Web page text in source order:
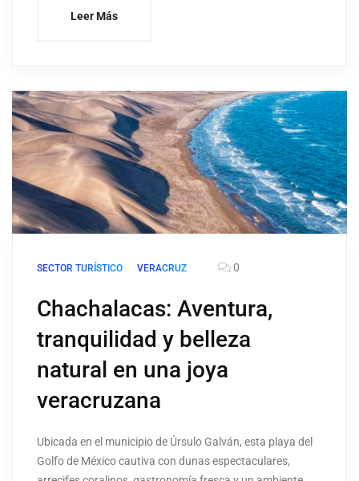
Leer Más
SECTOR TURÍSTICO VERACRUZ 0
Chachalacas: Aventura,
tranquilidad y belleza
natural en una joya
veracruzana
Ubicada en el municipio de Úrsulo Galván, esta playa del
Golfo de México cautiva con dunas espectaculares,